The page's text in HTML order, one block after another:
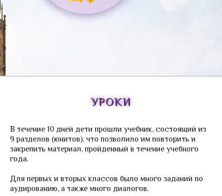
Diving in English
Клуб «Поиск сокровищ»
Игры на площадке
Инсценировка песен на английском
языке
УРОКИ
В течение 10 дней дети прошли учебник, состоящий из
9 разделов (юнитов), что позволило им повторить и
закрепить материал, пройденный в течение учебного
года.
Для первых и вторых классов было много заданий по
аудированию, а также много диалогов.